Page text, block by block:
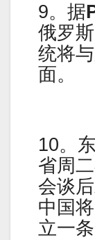
9。据
俄罗
统将
面。
10。
省周
会谈
中国
立一